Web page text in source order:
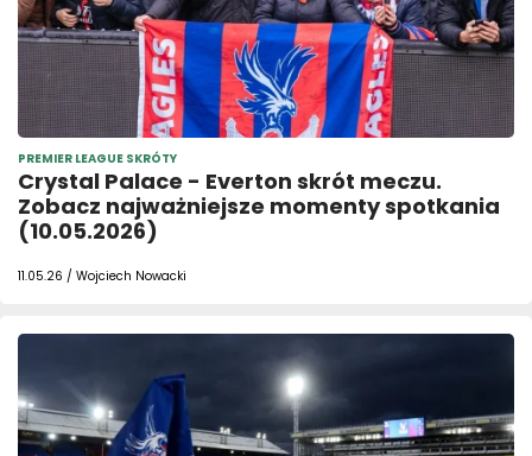
PREMIER LEAGUE SKRÓTY
Crystal Palace - Everton skrót meczu.
Zobacz najważniejsze momenty spotkania
(10.05.2026)
11.05.26 / Wojciech Nowacki